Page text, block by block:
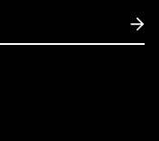
商品缺貨、客訂等情
與您聯繫，並請以收
亮度、彩度等顯示
採用順豐到付，收
購物一律不受理退